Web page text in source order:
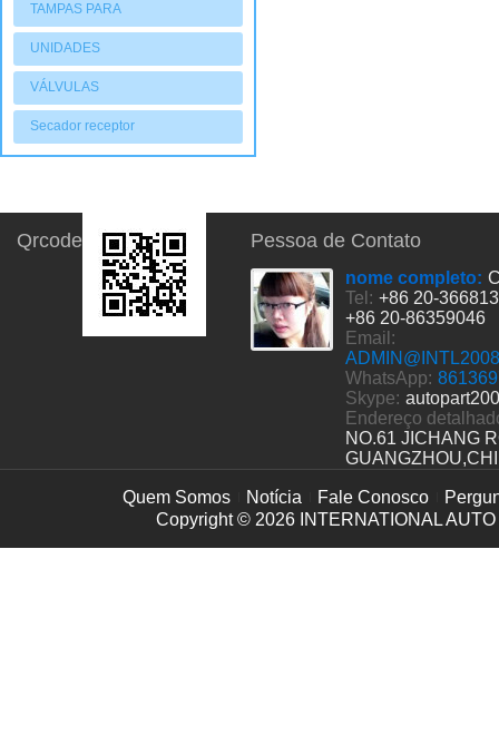
TAMPAS PARA
COMPRESSORES
UNIDADES
CONDENSADORAS
VÁLVULAS
Secador receptor
Qrcode Pessoa de Contato
nome completo:
Tel: +86 20-
+86 20-86359046
Email:
WhatsApp:
Skype:
Endereço
NO.61 JICHANG
Quem Somos Notícia Fale Conosco
Copyright © 2026 INTERNATIONAL